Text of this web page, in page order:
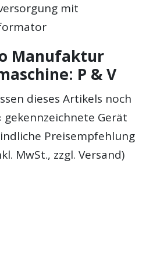
mit
Manufaktur
P & V
dieses Artikels noch
gekennzeichnete Gerät
Preisempfehlung
MwSt., zzgl. Versand)